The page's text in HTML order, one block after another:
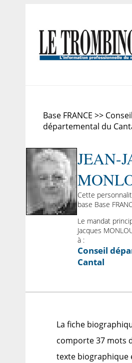
Base FRANCE >> Conseil
départemental du
JEAN-
Cette
base Base
Le mandat
Jacques
à :
Conseil
Cantal
La fiche
comporte 37 mots
texte biographique